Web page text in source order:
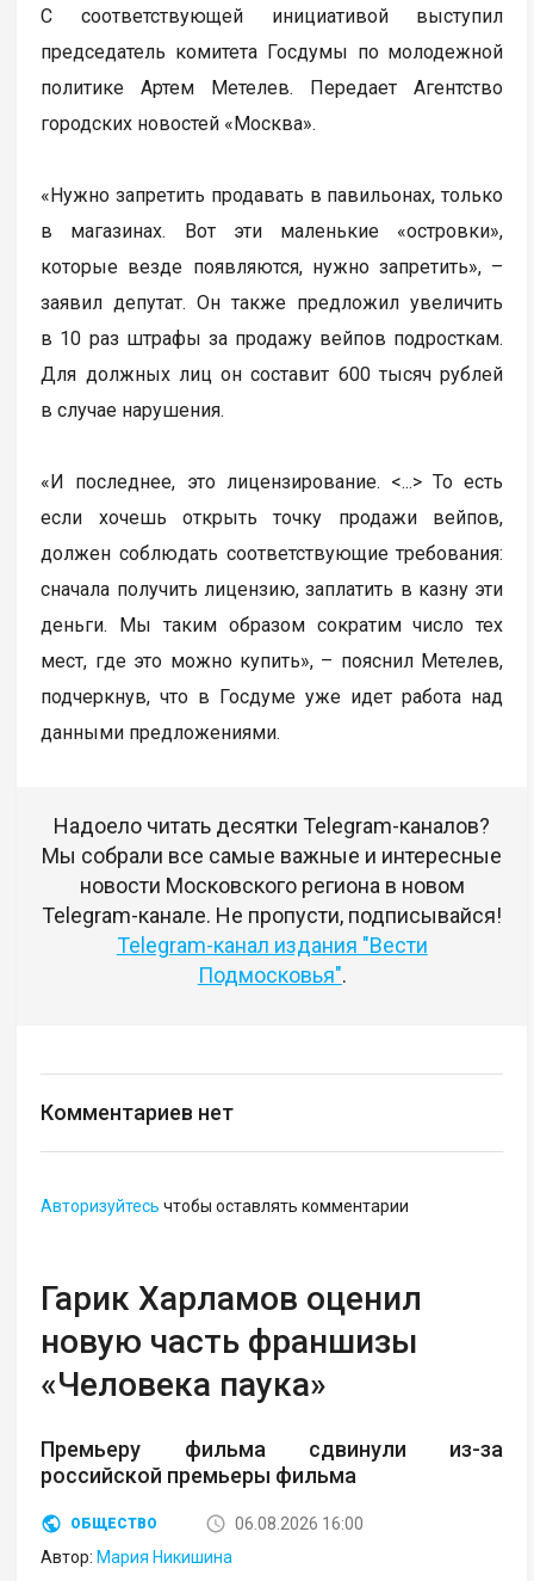
С соответствующей инициативой выступил
председатель комитета Госдумы по молодежной
политике Артем Метелев. Передает Агентство
городских новостей «Москва».
«Нужно запретить продавать в павильонах, только
в магазинах. Вот эти маленькие «островки»,
которые везде появляются, нужно запретить», –
заявил депутат. Он также предложил увеличить
в 10 раз штрафы за продажу вейпов подросткам.
Для должных лиц он составит 600 тысяч рублей
в случае нарушения.
«И последнее, это лицензирование. <...> То есть
если хочешь открыть точку продажи вейпов,
должен соблюдать соответствующие требования:
сначала получить лицензию, заплатить в казну эти
деньги. Мы таким образом сократим число тех
мест, где это можно купить», – пояснил Метелев,
подчеркнув, что в Госдуме уже идет работа над
данными предложениями.
Надоело читать десятки Telegram-каналов?
Мы собрали все самые важные и интересные
новости Московского региона в новом
Telegram-канале. Не пропусти, подписывайся!
Telegram-канал издания "Вести
Подмосковья".
Комментариев нет
Авторизуйтесь чтобы оставлять комментарии
Гарик Харламов оценил
новую часть франшизы
«Человека паука»
Премьеру фильма сдвинули из-за
российской премьеры фильма
ОБЩЕСТВО
06.08.2026 16:00
Автор: Мария Никишина